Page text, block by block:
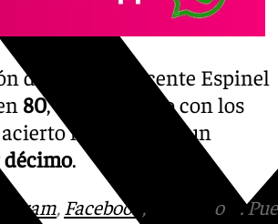
de Vecinos Vicente Espinel
80, coincidiendo con los
ha supuesto un
décimo.
, Facebook , o
.